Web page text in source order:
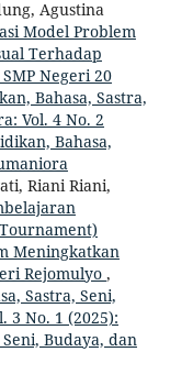
Agustina
Model Problem
Terhadap
Negeri 20
Bahasa, Sastra,
Vol. 4 No. 2
Bahasa,
Riani Riani,
Meningkatkan
Rejomulyo ,
Sastra, Seni,
3 No. 1 (2025):
Budaya, dan